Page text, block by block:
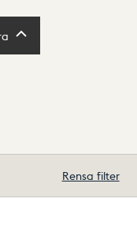
Rensa filter